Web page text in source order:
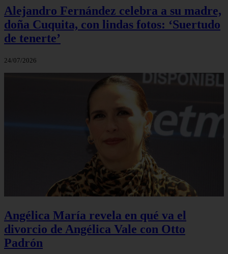
Alejandro Fernández celebra a su madre,
doña Cuquita, con lindas fotos: ‘Suertudo
de tenerte’
24/07/2026
Angélica María revela en qué va el
divorcio de Angélica Vale con Otto
Padrón